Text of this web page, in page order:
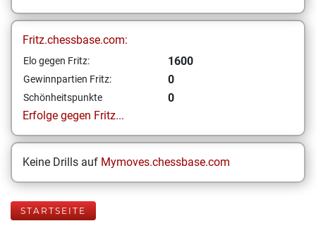
Fritz.chessbase.com:
Elo gegen Fritz: 1600
Gewinnpartien Fritz: 0
Schönheitspunkte
0
Erfolge gegen Fritz...
Keine Drills auf Mymoves.chessbase.com
STARTSEITE